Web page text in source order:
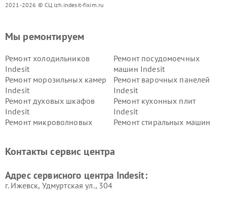
2021-2026 © СЦ izh.indesit-fixim.ru
Мы ремонтируем
Ремонт холодильников
Indesit
Ремонт посудомоечных
машин Indesit
Ремонт морозильных камер
Indesit
Ремонт варочных панелей
Indesit
Ремонт духовых шкафов
Indesit
Ремонт кухонных плит
Indesit
Ремонт микроволновых
Ремонт стиральных машин
Indesit
Indesit
Контакты сервис центра
Адрес сервисного центра Indesit:
г. Ижевск, Удмуртская ул., 304